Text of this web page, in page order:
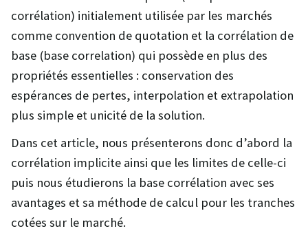
corrélation) initialement utilisée par les marchés
comme convention de quotation et la corrélation de
base (base correlation) qui possède en plus des
propriétés essentielles : conservation des
espérances de pertes, interpolation et extrapolation
plus simple et unicité de la solution.
Dans cet article, nous présenterons donc d’abord la
corrélation implicite ainsi que les limites de celle-ci
puis nous étudierons la base corrélation avec ses
avantages et sa méthode de calcul pour les tranches
cotées sur le marché.